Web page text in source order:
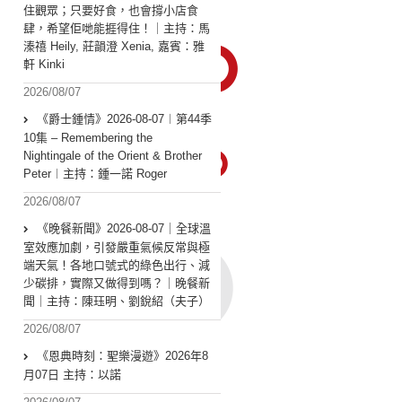
住觀眾；只要好食，也會撐小店食
肆，希望佢哋能捱得住！｜主持：馬
溱禧 Heily, 莊韻澄 Xenia, 嘉賓：雅
軒 Kinki
2026/08/07
《爵士鍾情》2026-08-07︱第44季
10集 – Remembering the
Nightingale of the Orient & Brother
Peter︱主持：鍾一諾 Roger
2026/08/07
《晚餐新聞》2026-08-07｜全球溫
室效應加劇，引發嚴重氣候反常與極
端天氣！各地口號式的綠色出行、減
少碳排，實際又做得到嗎？｜晚餐新
聞｜主持：陳珏明、劉銳紹（夫子）
2026/08/07
《恩典時刻：聖樂漫遊》2026年8
月07日 主持：以諾